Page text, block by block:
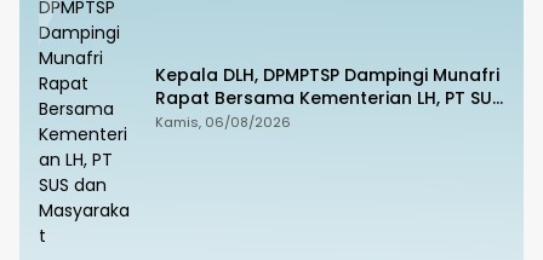
Kepala DLH, DPMPTSP Dampingi Munafri
Rapat Bersama Kementerian LH, PT SUS
dan Masyarakat
Kamis, 06/08/2026